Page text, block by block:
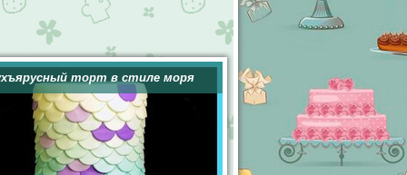
торт в стиле моря